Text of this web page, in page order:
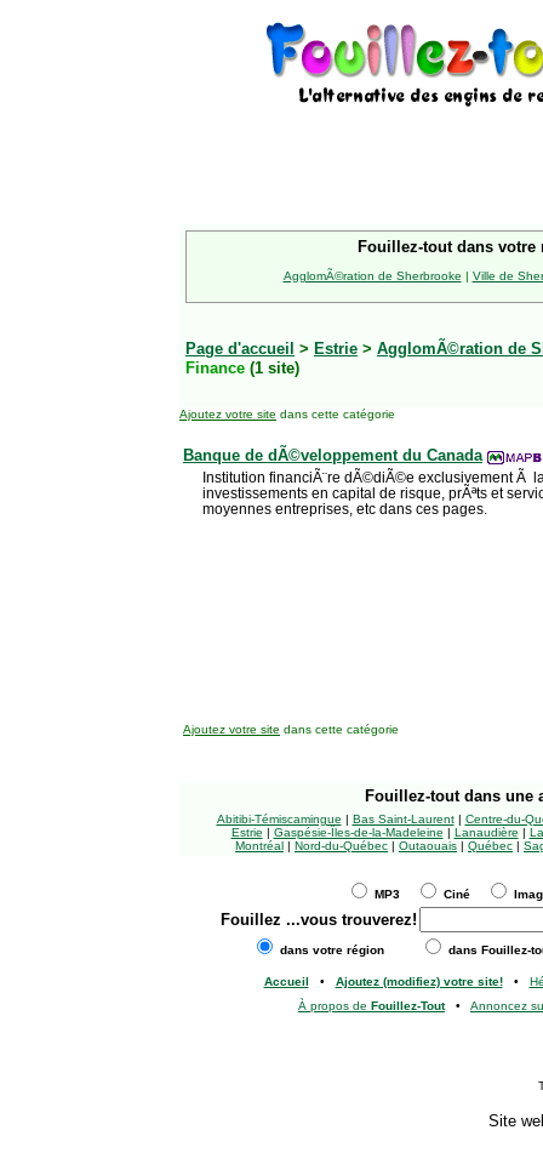
Fouillez-tout dans votre
AgglomÃ©ration de Sherbrooke | Ville de
Page d'accueil > Estrie > AgglomÃ©ration de
Finance (1 site)
Ajoutez votre site dans cette catégorie
Banque de dÃ©veloppement du Canada
Institution financiÃ¨re dÃ©diÃ©e exclusivement Ã
investissements en capital de risque, prÃªts et
moyennes entreprises, etc dans ces pages.
Ajoutez votre site dans cette catégorie
Fouillez-tout dans une
Abitibi-Témiscamingue | Bas Saint-Laurent| Centre-du-
Estrie | Gaspésie-Îles-de-la-Madeleine | Lanaudière |
Montréal | Nord-du-Québec | Outaouais | Québec |
MP3 Ciné
Fouillez ...vous trouverez!
dans votre région dans Fouillez-
Accueil • Ajoutez (modifiez) votre site!•
À propos de Fouillez-Tout• Annoncez
Site